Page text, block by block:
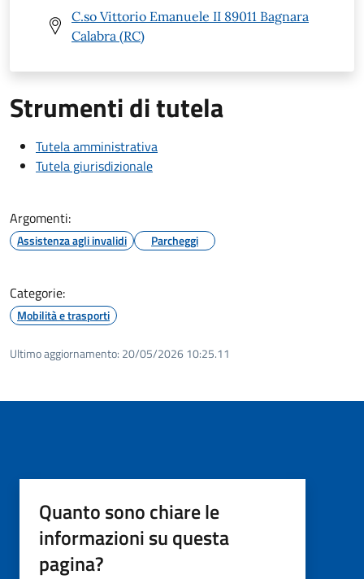
C.so Vittorio Emanuele II 89011 Bagnara
Calabra (RC)
Strumenti di tutela
Tutela amministrativa
Tutela giurisdizionale
Argomenti:
Assistenza agli invalidi Parcheggi
Categorie:
Mobilità e trasporti
Ultimo aggiornamento: 20/05/2026 10:25.11
Quanto sono chiare le
informazioni su questa
pagina?